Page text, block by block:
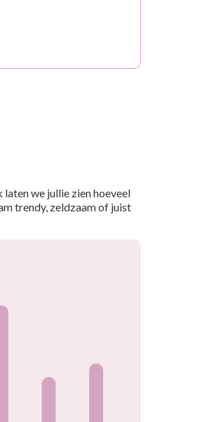
we jullie zien hoeveel
trendy, zeldzaam of juist